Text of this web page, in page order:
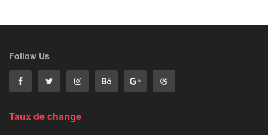
Follow Us
Taux de change